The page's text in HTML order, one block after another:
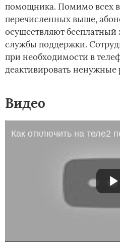
помощника. Помимо всех
перечисленных выше,
осуществляют бесплатный
службы поддержки.
при необходимости в
деактивировать ненужные
Видео